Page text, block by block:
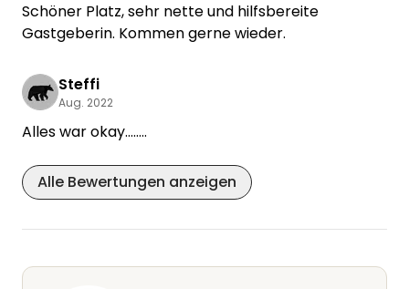
Schöner Platz, sehr nette und hilfsbereite
Gastgeberin. Kommen gerne wieder.
Steffi
Aug. 2022
Alles war okay........
Alle Bewertungen anzeigen